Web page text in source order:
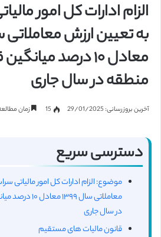
الزام ادارات کل امور
معادل ۱۰ درصد
منطقه در سال جاری
آخرین بروزرسانی: 29/01/2025 15 زمان
دسترسی سریع
موضوع: الزام ادارات کل امور مالیاتی
معاملاتی سال
در سال جاری
قانون مالیات های مستقیم